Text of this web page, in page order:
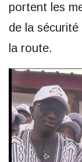
portent les
de la
la route.